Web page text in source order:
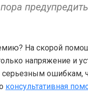
предупредить
На скорой
напряжение и
ошибкам,
консультативная